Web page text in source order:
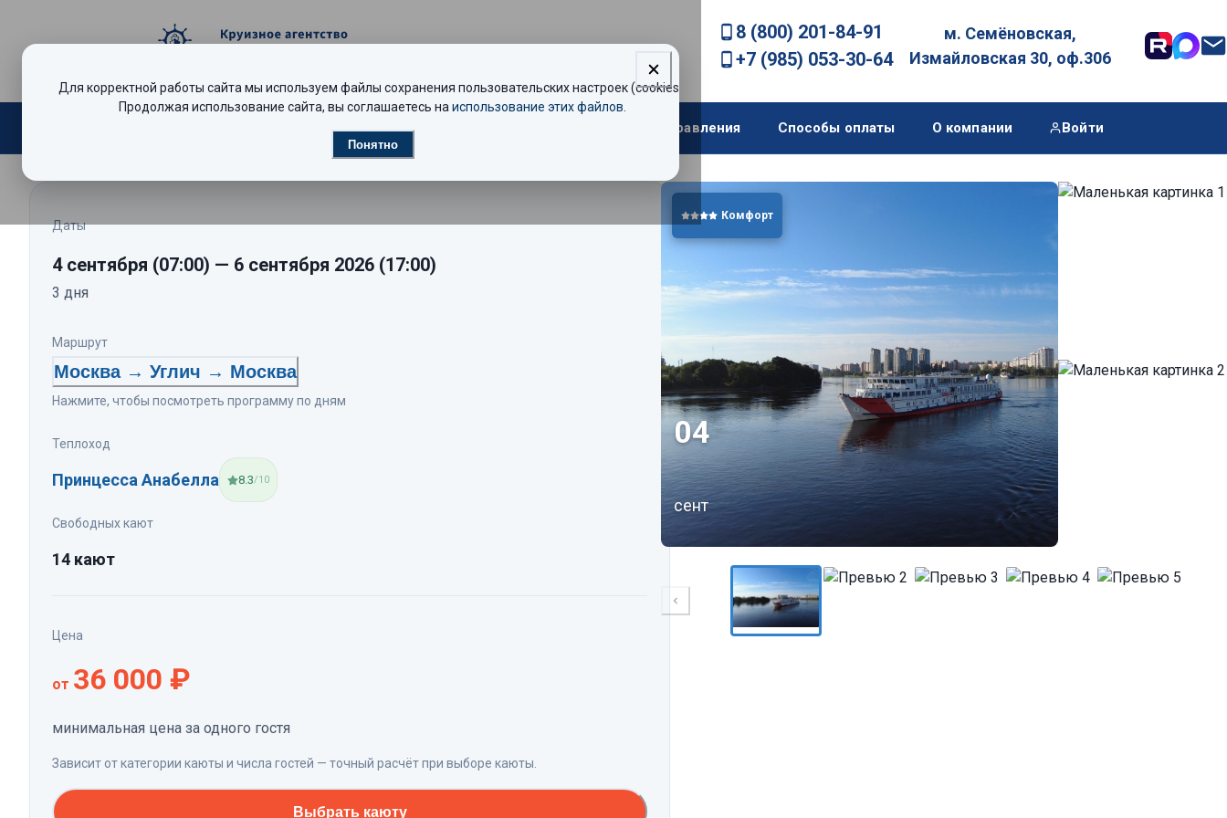
8 (800) 201-84-91
+7 (985) 053-30-64
м. Семёновская,
Измайловская 30, оф.306
Видеообзоры Рекомендации Направления Способы оплаты О компании Войти
Комфорт
04
сент
Даты
4 сентября (07:00) — 6 сентября 2026 (17:00)
3 дня
Маршрут
Москва → Углич → Москва
Нажмите, чтобы посмотреть программу по дням
Теплоход
Принцесса Анабелла 8.3/10
Свободных кают
14 кают
Цена
от 36 000 ₽
минимальная цена за одного гостя
Зависит от категории каюты и числа гостей — точный расчёт при выборе каюты.
Выбрать каюту
Для корректной работы сайта мы используем файлы сохранения пользовательских настроек (cookies).
Продолжая использование сайта, вы соглашаетесь на использование этих файлов
Понятно